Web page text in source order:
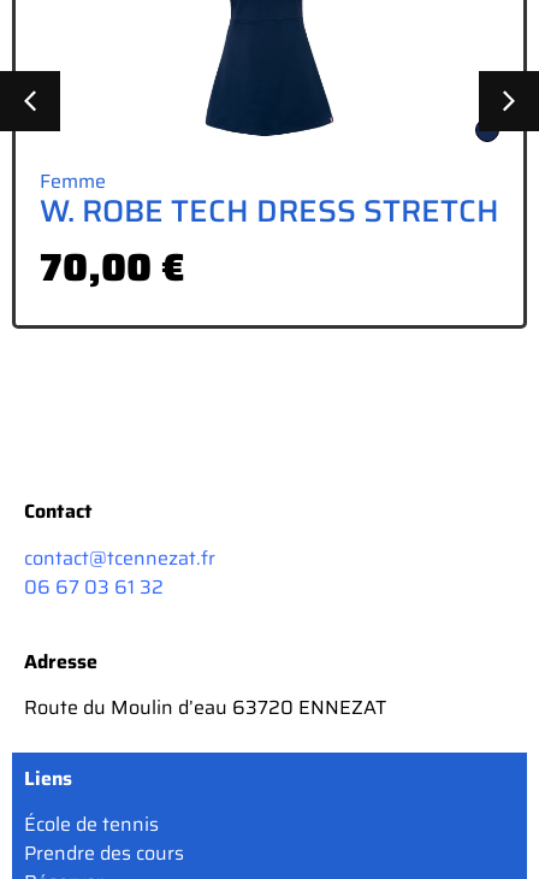
STRETCH Wristband XL(x1)
Contact
contact@tcennezat.fr
06 67 03 61 32
Adresse
Route du Moulin d’eau 63720 ENNEZAT
Liens
École de tennis
Prendre des cours